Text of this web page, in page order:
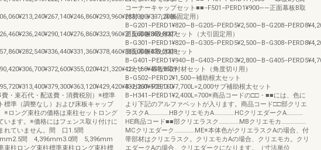
・束石代・配送費・消費税別）※標準
標準（調整なし）および床板キャップ
※ロング束柱の価格は束柱セットロング
います。※価格にはフェンス取り付けに
れていません。間 口1.5間
間 4,396mm3.0間 5,396mm
束柱ロング束柱標準束柱ロング束柱標
コーナーキャップセット■■−F501−PERD1¥900――正面幕板B取
付材セット（床板固定用）
正面幕板B取付材セット（大引固定用）
側面幕板B取付材セット
コーナー幕板B取付材セット（角度切り用）
B−G502−PERD2¥1,500―補助根太セット
B−H231−PERD1¥7,700L=2,000サブ補助根太セット
B−H341−PERD1¥2,400L=700※商品コードの□□・■■には、色に
より下記のアルファベットが入ります。商品コード□□部クリエ
ラスクA……………HBクリエモカA……………HCクリエダークA…………
HE商品コード■■部クリエラスク……………MBクリエモカ………………
MCクリエダーク……………ME※本体色がクリエラスクAの場合、付
帯部材はクリエラスク。クリエモカAの場合、クリエモカ。クリ
エダークAの場合、クリエダークになります。（寸法単位